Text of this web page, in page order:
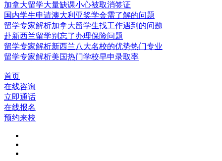
加拿大留学大量缺课小心被取消签证
国内学生申请澳大利亚奖学金需了解的问题
留学专家解析加拿大留学生找工作遇到的问题
赴新西兰留学别忘了办理保险问题
留学专家解析新西兰八大名校的优势热门专业
留学专家解析美国热门学校早申录取率
首页
在线咨询
立即通话
在线报名
预约来校